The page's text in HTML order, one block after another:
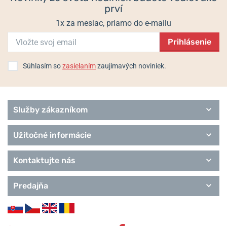
prví
1x za mesiac, priamo do e-mailu
Prihlásenie
Súhlasím sozasielanímzaujímavých noviniek.
Služby zákazníkom
Užitočné informácie
Kontaktujte nás
Predajňa